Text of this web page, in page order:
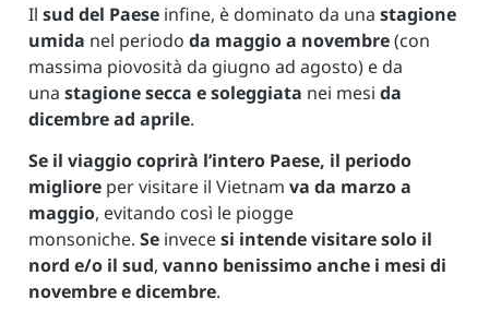
Il sud del Paese infine, è dominato da una stagione
umida nel periodo da maggio a novembre(con
massima piovosità da giugno ad agosto) e da
una stagione secca e soleggiata nei mesi da
dicembre ad aprile.
Se il viaggio coprirà l’intero Paese, il periodo
migliore per visitare il Vietnam va da marzo a
maggio, evitando così le piogge
monsoniche. Se invecesi intende visitare solo il
nord e/o il sud, vanno benissimo anche i mesi di
novembre e dicembre.